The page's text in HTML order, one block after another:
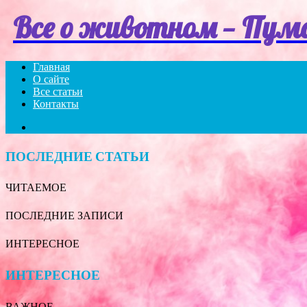
Все о животном —
Главная
О сайте
Все статьи
Контакты
ПОСЛЕДНИЕ СТАТЬИ
ЧИТАЕМОЕ
ПОСЛЕДНИЕ ЗАПИСИ
ИНТЕРЕСНОЕ
ИНТЕРЕСНОЕ